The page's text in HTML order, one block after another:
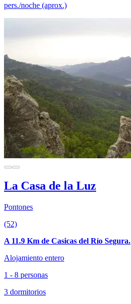
pers./noche (aprox.)
La Casa de la Luz
Pontones
(52)
A 11.9 Km de Casicas del Río Segura.
Alojamiento entero
1 - 8 personas
3 dormitorios